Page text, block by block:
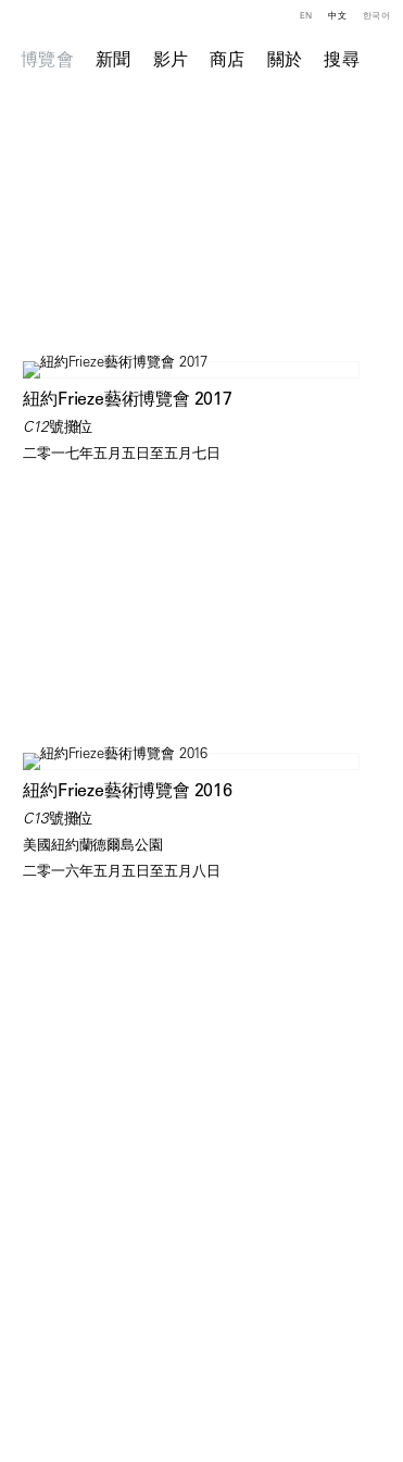
博覽會 新聞 影片 商店 關於 搜尋
EN 中文 한국어
紐約Frieze藝術博覽會 2017
C12號攤位
二零一七年五月五日至五月七日
紐約Frieze藝術博覽會 2016
C13號攤位
美國紐約蘭德爾島公園
二零一六年五月五日至五月八日